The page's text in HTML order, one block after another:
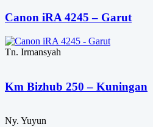
Canon iRA 4245 – Garut
Tn. Irmansyah
Km Bizhub 250 – Kuningan
Ny. Yuyun